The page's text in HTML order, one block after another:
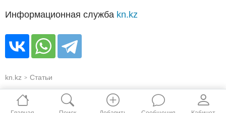
Информационная служба kn.kz
kn.kz > Статьи